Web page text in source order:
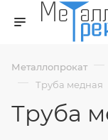
Металлопрокат —
— Труба медная
Труба